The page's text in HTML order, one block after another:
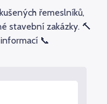
řemeslníků,
stavební zakázky. 🔨
📞